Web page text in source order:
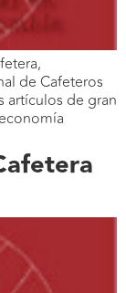
de Cafeteros
artículos de gran